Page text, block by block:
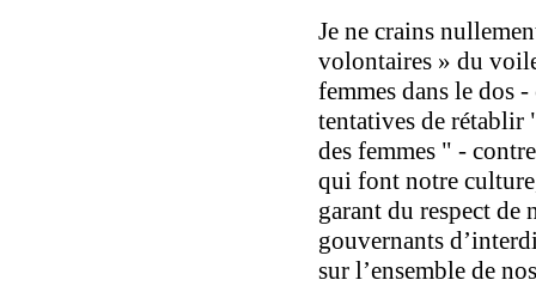
Je ne crains
volontaires » du
femmes dans le dos
tentatives de rétablir
des femmes " -
qui font notre
garant du respect de
gouvernants
sur l’ensemble de